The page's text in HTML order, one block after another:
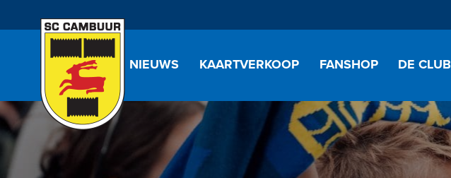
NIEUWS KAARTVERKOOP FANSHOP DE CLUB